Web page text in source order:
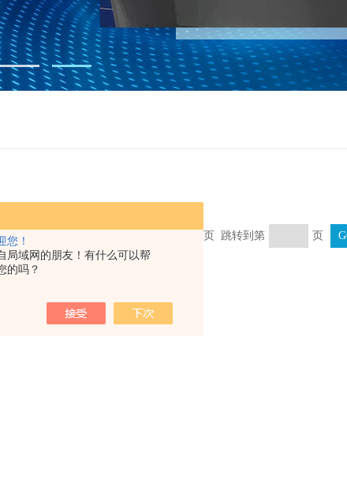
您！
局域网的朋友！有什么可以帮
的吗？
录，当前 1 / 1 页 首页 上一页 下一页 末页 跳转到第 页